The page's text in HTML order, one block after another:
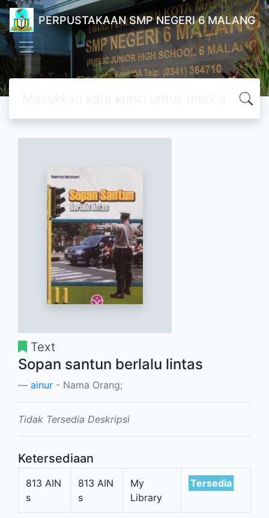
PERPUSTAKAAN SMP NEGERI 6 MALANG
Text
Sopan santun berlalu lintas
ainur - Nama Orang;
Tidak Tersedia Deskripsi
Ketersediaan
813 AIN
s
813 AIN
s
My
Library
Tersedia